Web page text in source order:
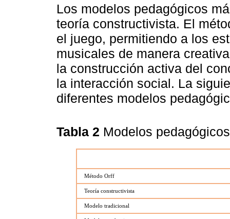
Los modelos pedagógicos
teoría constructivista. El
el juego, permitiendo a los
musicales de manera
la construcción activa del
la interacción social. La
diferentes modelos
Tabla 2 Modelos
Método Orff
Teoría constructivista
Modelo tradicional